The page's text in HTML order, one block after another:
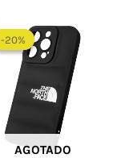
-20%
AGOTADO
-20%
precio
original
era:
$ 60.000.